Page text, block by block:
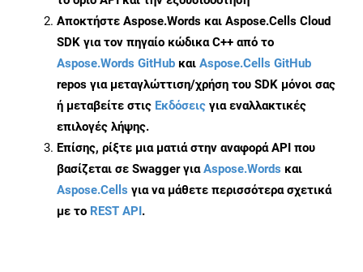
Αποκτήστε Aspose.Words και Aspose.Cells Cloud
SDK για τον πηγαίο κώδικα C++ από το
Aspose.Words GitHub και Aspose.Cells GitHub
repos για μεταγλώττιση/χρήση του SDK μόνοι σας
ή μεταβείτε στις Εκδόσεις για εναλλακτικές
επιλογές λήψης.
Επίσης, ρίξτε μια ματιά στην αναφορά API που
βασίζεται σε Swagger γιαAspose.Words και
Aspose.Cells για να μάθετε περισσότερα σχετικά
με το REST API.